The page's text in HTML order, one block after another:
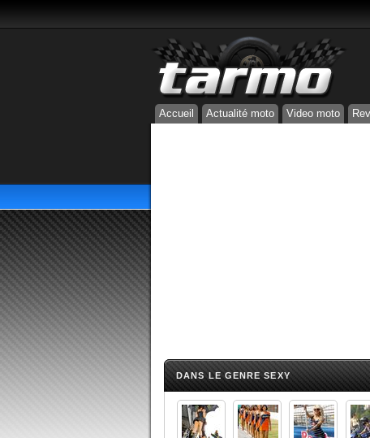
Accueil Actualité moto Video moto
DANS LE GENRE SEXY